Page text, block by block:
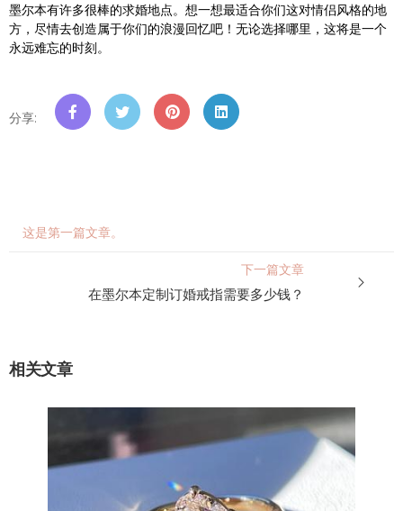
墨尔本有许多很棒的求婚地点。想一想最适合你们这对情侣风格的地
方，尽情去创造属于你们的浪漫回忆吧！无论选择哪里，这将是一个
永远难忘的时刻。
分享:
这是第一篇文章。
下一篇文章
在墨尔本定制订婚戒指需要多少钱？
相关文章